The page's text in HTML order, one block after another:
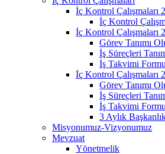
İç Kontrol Çalışmaları
İç Kontrol
İç Kontrol Çalışmaları
Görev Tanımı
İş Süreçleri
İş Takvimi Formu
İç Kontrol Çalışmaları
Görev Tanımı
İş Süreçleri
İş Takvimi Formu
3 Aylık
Misyonumuz-Vizyonumuz
Mevzuat
Yönetmelik